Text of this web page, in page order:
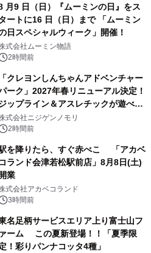
月9 日（日）『ムーミンの日』をス
ートに16 日（日）まで 「ムーミン
日スペシャルウィーク」開催！
式会社ムーミン物語
2時間前
「クレヨンしんちゃんアドベンチャー
ーク」2027年春リニューアル決定！
ップライン＆アスレチックが遊べる
は今年が最後！ 「ラスト！ドキがム
ムネ～大作戦！」始動
式会社ニジゲンノモリ
2時間前
を降りたら、すぐ赤べこ 「アカベ
コランド会津若松駅前店」8月8日(土)
開業
式会社アカベコランド
3時間前
名足柄サービスエリア上り富士山フ
ァーム この夏新登場！！「夏季限
！彩りパンナコッタ4種」